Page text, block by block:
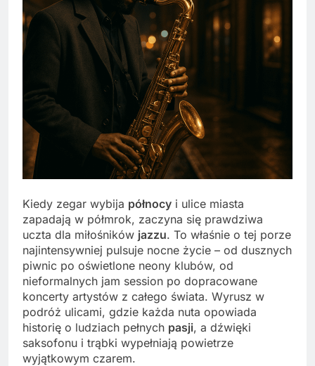
Kiedy zegar wybija północy i ulice miasta
zapadają w półmrok, zaczyna się prawdziwa
uczta dla miłośników jazzu. To właśnie o tej porze
najintensywniej pulsuje nocne życie – od dusznych
piwnic po oświetlone neony klubów, od
nieformalnych jam session po dopracowane
koncerty artystów z całego świata. Wyrusz w
podróż ulicami, gdzie każda nuta opowiada
historię o ludziach pełnych pasji, a dźwięki
saksofonu i trąbki wypełniają powietrze
wyjątkowym czarem.